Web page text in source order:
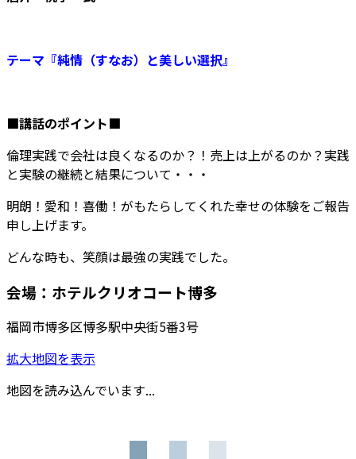
テーマ『純情（すなお）と美しい選択』
■講話のポイント■
倫理実践で会社は良くなるのか？！売上は上がるのか？実践
と実験の継続と結果について・・・
明朗！愛和！喜働！がもたらしてくれた幸せの体験をご報告
申し上げます。
どんな時も、笑顔は最強の実践でした。
会場：ホテルクリオコート博多
福岡市博多区博多駅中央街5番3号
拡大地図を表示
地図を読み込んでいます...